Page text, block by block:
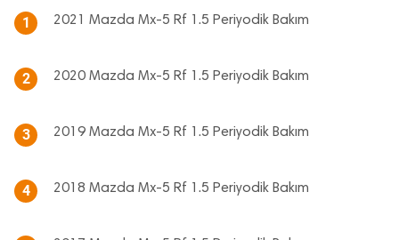
1 2021 Mazda Mx-5 Rf 1.5 Periyodik Bakım
2 2020 Mazda Mx-5 Rf 1.5 Periyodik Bakım
3 2019 Mazda Mx-5 Rf 1.5 Periyodik Bakım
4 2018 Mazda Mx-5 Rf 1.5 Periyodik Bakım